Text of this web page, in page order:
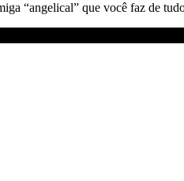
“angelical” que você faz de